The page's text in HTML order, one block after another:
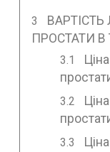
ПРОСТАТИ В